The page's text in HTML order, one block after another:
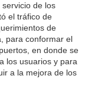
de los
el tráfico de
de
para conformar el
en donde se
los usuarios y para
a la mejora de los